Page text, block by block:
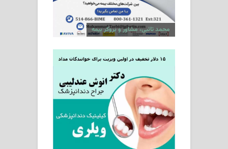
محمد تائبی، مشاور و بروکر بیمه